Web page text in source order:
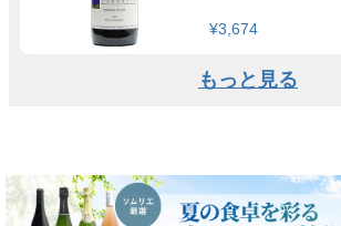
¥3,674
もっと見る